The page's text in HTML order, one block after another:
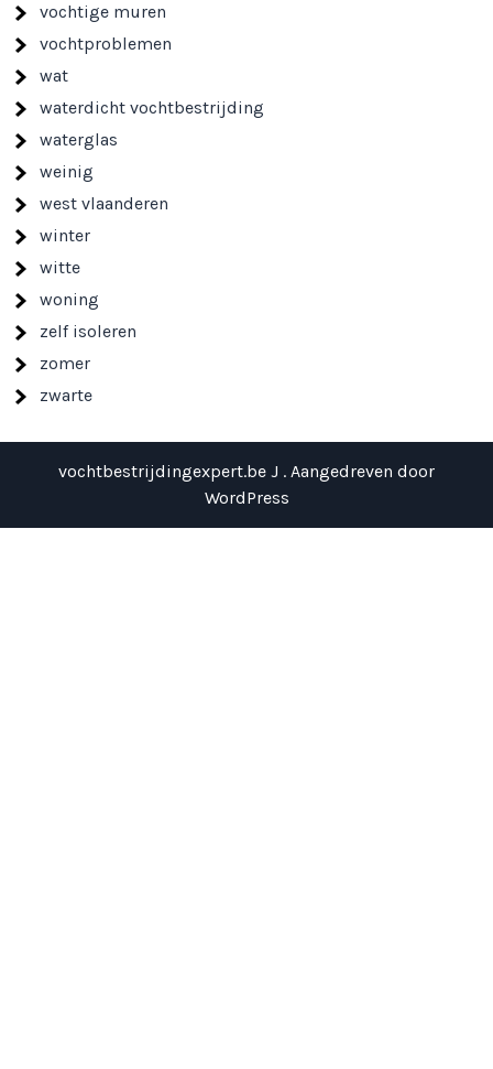
vochtige muren
vochtproblemen
wat
waterdicht vochtbestrijding
waterglas
weinig
west vlaanderen
winter
witte
woning
zelf isoleren
zomer
zwarte
vochtbestrijdingexpert.be J . Aangedreven door
WordPress